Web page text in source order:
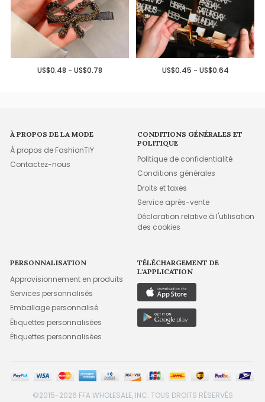
US$0.48 - US$0.78 US$0.45 - US$0.64
À PROPOS DE LA MODE
À propos de FashionTIY
Contactez-nous
CONDITIONS GÉNÉRALES ET
POLITIQUE
Politique de confidentialité
Conditions générales
Droits et taxes
Service après-vente
Déclaration relative à l'utilisation
des cookies
PERSONNALISATION
Approvisionnement en produits
Services personnalisés
Emballage personnalisé
Étiquettes personnalisées
Étiquettes personnalisées
TÉLÉCHARGEMENT DE
L'APPLICATION
©2015-2026 FFA WHOLESALE, INC. TOUS DROITS RÉSERVÉS